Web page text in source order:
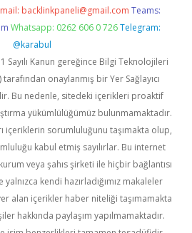
backlinkpaneli@gmail.com Teams:
Whatsapp: 0262 606 0 726 Telegram:
@karabul
Sayılı Kanun gereğince Bilgi Teknolojileri
onaylanmış bir Yer Sağlayıcı
Bu nedenle, sitedeki içerikleri proaktif
yükümlülüğümüz bulunmamaktadır.
içeriklerin sorumluluğunu taşımakta olup,
kabul etmiş sayılırlar. Bu internet
veya şahıs şirketi ile hiçbir bağlantısı
kendi hazırladığımız makaleler
alan içerikler haber niteliği taşımamakta
hakkında paylaşım yapılmamaktadır.